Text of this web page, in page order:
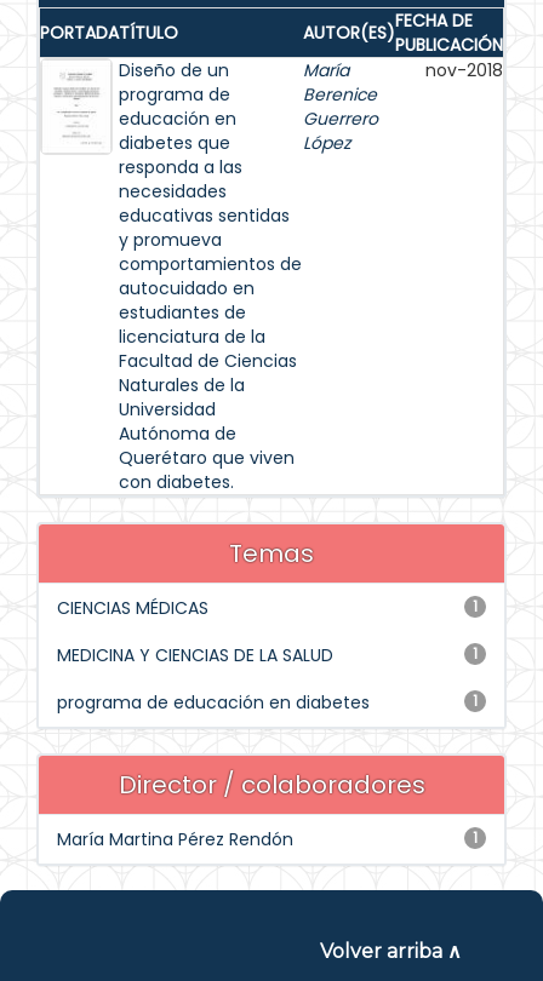
PORTADATÍTULO AUTOR(ES)FECHA DE
PUBLICACIÓN
Diseño de un
programa de
educación en
diabetes que
responda a las
necesidades
educativas sentidas
y promueva
comportamientos de
autocuidado en
estudiantes de
licenciatura de la
Facultad de Ciencias
Naturales de la
Universidad
Autónoma de
Querétaro que viven
con diabetes.
María
Berenice
Guerrero
López
nov-2018
Temas
1
CIENCIAS MÉDICAS
1
MEDICINA Y CIENCIAS DE LA SALUD
1
programa de educación en diabetes
Director / colaboradores
1
María Martina Pérez Rendón
Volver arriba ∧